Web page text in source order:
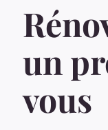
un
vous